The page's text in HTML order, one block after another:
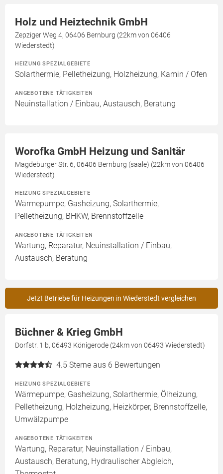
Holz und Heiztechnik GmbH
Zepziger Weg 4, 06406 Bernburg (22km von 06406
Wiederstedt)
HEIZUNG SPEZIALGEBIETE
Solarthermie, Pelletheizung, Holzheizung, Kamin / Ofen
ANGEBOTENE TÄTIGKEITEN
Neuinstallation / Einbau, Austausch, Beratung
Worofka GmbH Heizung und Sanitär
Magdeburger Str. 6, 06406 Bernburg (saale) (22km von 06406
Wiederstedt)
HEIZUNG SPEZIALGEBIETE
Wärmepumpe, Gasheizung, Solarthermie,
Pelletheizung, BHKW, Brennstoffzelle
ANGEBOTENE TÄTIGKEITEN
Wartung, Reparatur, Neuinstallation / Einbau,
Austausch, Beratung
Jetzt Betriebe für Heizungen in Wiederstedt vergleichen
Büchner & Krieg GmbH
Dorfstr. 1 b, 06493 Königerode (24km von 06493 Wiederstedt)
4.5 Sterne aus 6 Bewertungen
HEIZUNG SPEZIALGEBIETE
Wärmepumpe, Gasheizung, Solarthermie, Ölheizung,
Pelletheizung, Holzheizung, Heizkörper, Brennstoffzelle,
Umwälzpumpe
ANGEBOTENE TÄTIGKEITEN
Wartung, Reparatur, Neuinstallation / Einbau,
Austausch, Beratung, Hydraulischer Abgleich,